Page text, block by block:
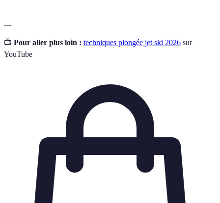
---
📺 Pour aller plus loin : techniques plongée jet ski 2026 sur
YouTube